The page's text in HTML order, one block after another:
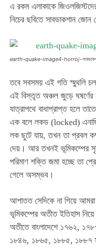
এ রকম এলাকাকে
নিচের ছবিতে সাবডাকশান জোন
earth-quake-image4-horroj-
তবে সবসময় এই গতি স্মুথলি
এই বিস্তৃত অঞ্চল জুড়ে ঘষর্ণের
যাত্রাপথে বাধাপ্রাপ্ত হলে
এক বলে লকড (locked)
লক ছুটে যায়, তখন তা প্রবল
দেয়। আর তখনই ভূমিকম্পের
পরিমাণ শক্তি জমা হচ্ছে তা
গেলে অসম্ভব।
আপাতত সেদিকে না গিয়ে আমরা
ভূমিকম্পের অতীত ইতিহাস
অতীতে বাংলাদেশে ১৭৬২,
১৮৪৬, ১৮৬৫, ১৮৮৫, ১৮৮৭